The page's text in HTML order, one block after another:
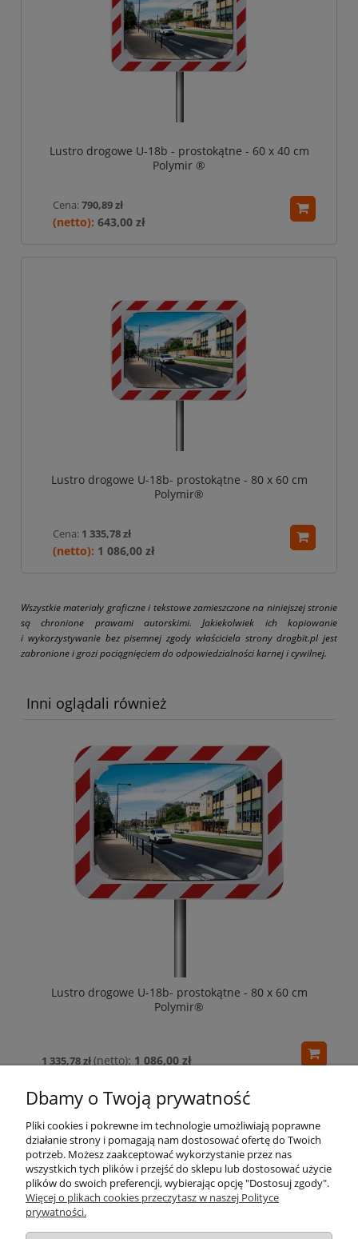
Lustro drogowe U-18b - prostokątne - 60 x 40 cm
Polymir ®
Cena:790,89 zł
643,00 zł
Lustro drogowe U-18b- prostokątne - 80 x 60 cm
Polymir®
Cena: 1 335,78 zł
1 086,00 zł
Wszystkie materiały graficzne i tekstowe zamieszczone na niniejszej stronie
są chronione prawami autorskimi. Jakiekolwiek ich kopiowanie
i wykorzystywanie bez pisemnej zgody właściciela strony drogbit.pl jest
zabronione i grozi pociągnięciem do odpowiedzialności karnej i cywilnej.
Inni oglądali również
Lustro drogowe U-18b- prostokątne - 80 x 60 cm
Polymir®
1 335,78 zł 1 086,00 zł
Pomoc
Dbamy o Twoją prywatność
Pliki cookies i pokrewne im technologie umożliwiają poprawne
działanie strony i pomagają nam dostosować ofertę do Twoich
potrzeb. Możesz zaakceptować wykorzystanie przez nas
wszystkich tych plików i przejść do sklepu lub dostosować użycie
plików do swoich preferencji, wybierając opcję "Dostosuj zgody".
Więcej o plikach cookies przeczytasz w naszej Polityce
prywatności.